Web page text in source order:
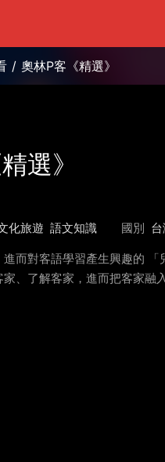
/ 奧林P客《精選》
選》
化旅遊 語文知識 國別
而對客語學習產生興趣的
、了解客家，進而把客家融